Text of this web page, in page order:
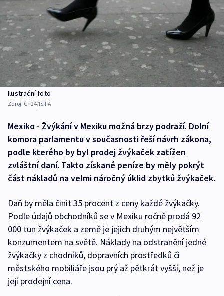
Ilustrační foto
Zdroj: ČT24/ISIFA
Mexiko - Žvýkání v Mexiku možná brzy podraží. Dolní
komora parlamentu v současnosti řeší návrh zákona,
podle kterého by byl prodej žvýkaček zatížen
zvláštní daní. Takto získané peníze by měly pokrýt
část nákladů na velmi náročný úklid zbytků žvýkaček.
Daň by měla činit 35 procent z ceny každé žvýkačky.
Podle údajů obchodníků se v Mexiku ročně prodá 92
000 tun žvýkaček a země je jejich druhým největším
konzumentem na světě. Náklady na odstranění jedné
žvýkačky z chodníků, dopravních prostředků či
městského mobiliáře jsou prý až pětkrát vyšší, než je
její prodejní cena.